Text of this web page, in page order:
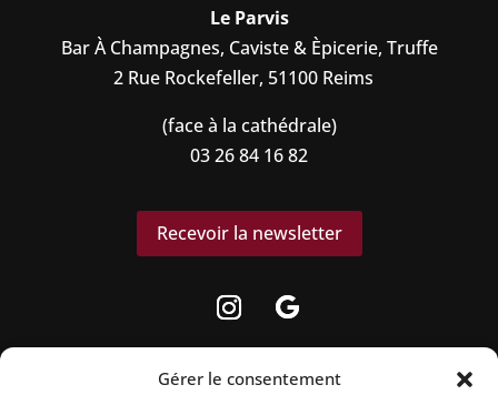
Gérer le consentement
Le Parvis
Bar À Champagnes, Caviste & Èpicerie, Truffe
2 Rue Rockefeller, 51100 Reims
(face à la cathédrale)
03 26 84 16 82
Recevoir la newsletter